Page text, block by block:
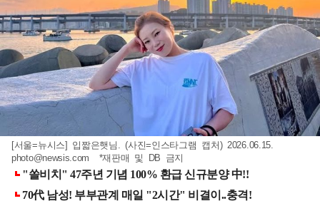
[서울=뉴시스] 입짧은햇님. (사진=인스타그램 캡처) 2026.06.15.
photo@newsis.com *재판매 및 DB 금지